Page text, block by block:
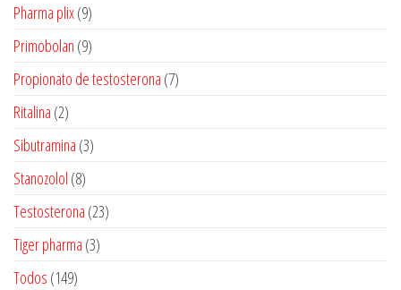
Pharma plix 99
produtos
Primobolan 99
produtos
Propionato de testosterona 77
Ritalina 22
produtos
Sibutramina 33
Stanozolol 88
produtos
Testosterona 2323
Tiger pharma 33
Todos 149149